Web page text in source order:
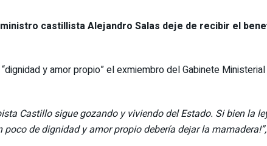
castillista Alejandro Salas deje de recibir el
y amor propio” el exmiembro del Gabinete
Castillo sigue gozando y viviendo del Estado. Si bien la
de dignidad y amor propio debería dejar la mamadera!”,